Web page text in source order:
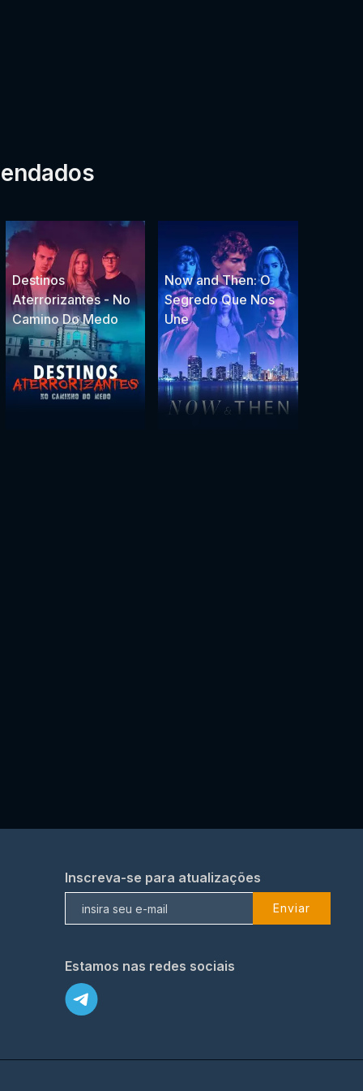
Destinos
Aterrorizantes - No
Camino Do Medo
Now and Then: O
Segredo Que Nos
Une
Inscreva-se para atualizações
Enviar
Estamos nas redes sociais